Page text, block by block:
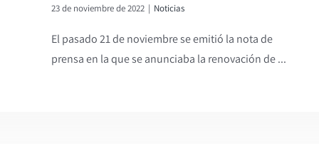
23 de noviembre de 2022 | Noticias
El pasado 21 de noviembre se emitió la nota de
prensa en la que se anunciaba la renovación de ...